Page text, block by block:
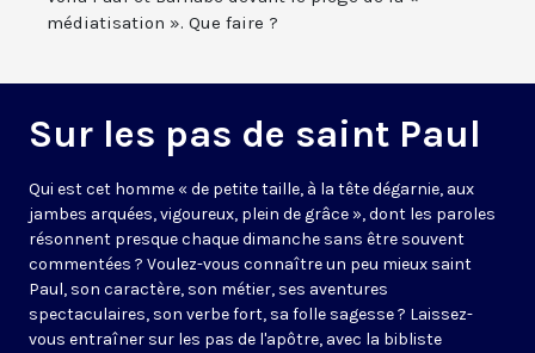
médiatisation ». Que faire ?
Sur les pas de saint Paul
Qui est cet homme « de petite taille, à la tête dégarnie, aux
jambes arquées, vigoureux, plein de grâce », dont les paroles
résonnent presque chaque dimanche sans être souvent
commentées ? Voulez-vous connaître un peu mieux saint
Paul, son caractère, son métier, ses aventures
spectaculaires, son verbe fort, sa folle sagesse ? Laissez-
vous entraîner sur les pas de l'apôtre, avec la bibliste